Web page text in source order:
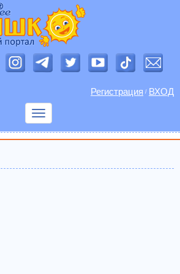
Регистрация / ВХОД
Показать